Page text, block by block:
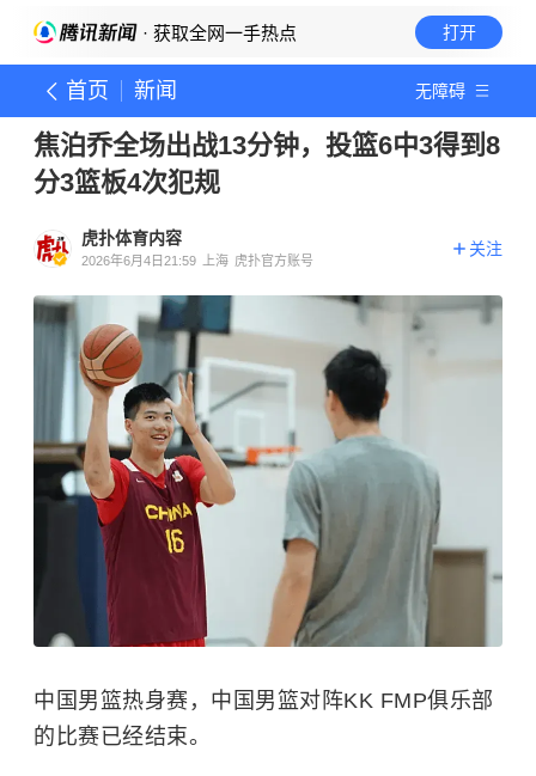
· 获取全网一手热点 打开
首页 新闻 无障碍
焦泊乔全场出战13分钟，投篮6中3得到8
分3篮板4次犯规
虎扑体育内容
2026年6月4日21:59 上海 虎扑官方账号
关注
中国男篮热身赛，中国男篮对阵KK FMP俱乐部
的比赛已经结束。